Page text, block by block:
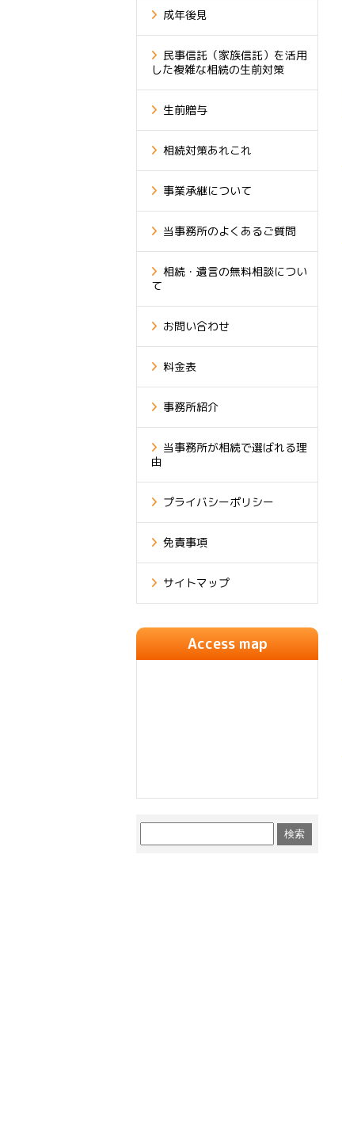
成年後見
民事信託（家族信託）を活用
した複雑な相続の生前対策
生前贈与
相続対策あれこれ
事業承継について
当事務所のよくあるご質問
相続・遺言の無料相談につい
て
お問い合わせ
料金表
事務所紹介
当事務所が相続で選ばれる理
由
プライバシーポリシー
免責事項
サイトマップ
Access map